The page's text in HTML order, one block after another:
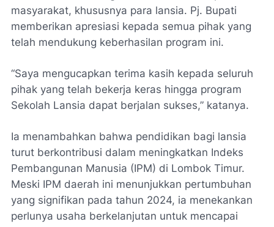
masyarakat, khususnya para lansia. Pj. Bupati
memberikan apresiasi kepada semua pihak yang
telah mendukung keberhasilan program ini.
“Saya mengucapkan terima kasih kepada seluruh
pihak yang telah bekerja keras hingga program
Sekolah Lansia dapat berjalan sukses,” katanya.
Ia menambahkan bahwa pendidikan bagi lansia
turut berkontribusi dalam meningkatkan Indeks
Pembangunan Manusia (IPM) di Lombok Timur.
Meski IPM daerah ini menunjukkan pertumbuhan
yang signifikan pada tahun 2024, ia menekankan
perlunya usaha berkelanjutan untuk mencapai